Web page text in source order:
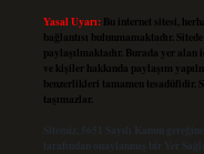
Yasal Uyarı: Bu internet sitesi,
bağlantısı bulunmamaktadır.
paylaşılmaktadır. Burada yer
ve kişiler hakkında paylaşım
benzerlikleri tamamen
taşımazlar.
Sitemiz, 5651 Sayılı Kanun
tarafından onaylanmış bir Yer